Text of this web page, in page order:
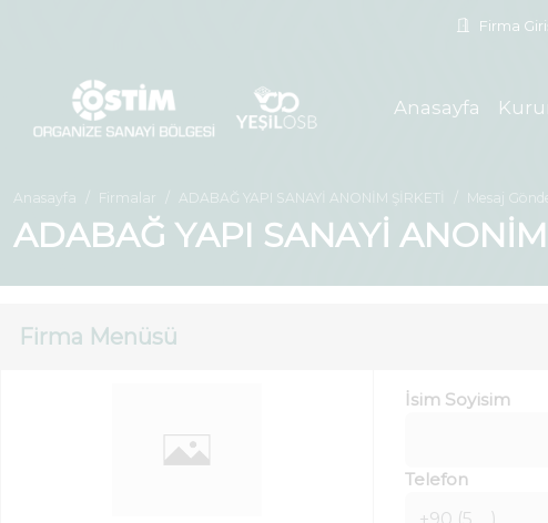
Firma
Anasayfa
Anasayfa Firmalar ADABAĞ YAPI SANAYİ ANONİM ŞİRKETİ Mesaj
ADABAĞ YAPI SANAYİ
Firma Menüsü
İsim Soyisim
Telefon